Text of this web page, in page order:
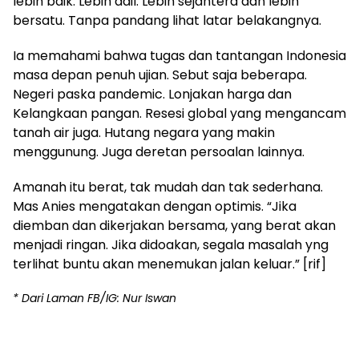
bersatu. Tanpa pandang lihat latar belakangnya.
Ia memahami bahwa tugas dan tantangan Indonesia
masa depan penuh ujian. Sebut saja beberapa.
Negeri paska pandemic. Lonjakan harga dan
Kelangkaan pangan. Resesi global yang mengancam
tanah air juga. Hutang negara yang makin
menggunung. Juga deretan persoalan lainnya.
Amanah itu berat, tak mudah dan tak sederhana.
Mas Anies mengatakan dengan optimis. “Jika
diemban dan dikerjakan bersama, yang berat akan
menjadi ringan. Jika didoakan, segala masalah yng
terlihat buntu akan menemukan jalan keluar.” [rif]
* Dari Laman FB/IG: Nur Iswan